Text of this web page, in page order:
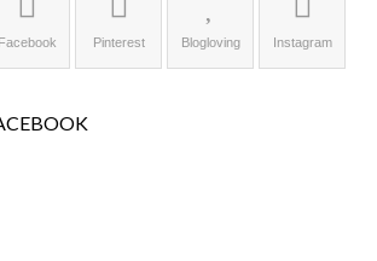
Facebook Pinterest Blogloving Instagram